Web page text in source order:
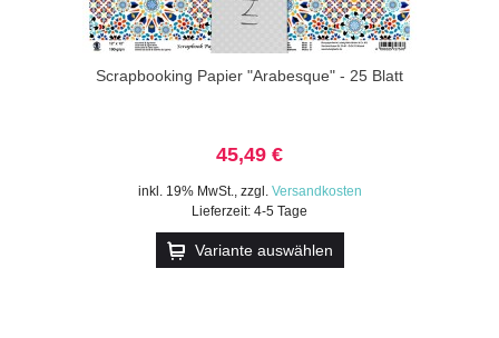
Scrapbooking Papier "Arabesque" - 25 Blatt
45,49 €
inkl. 19% MwSt., zzgl. Versandkosten
Lieferzeit: 4-5 Tage
Variante auswählen